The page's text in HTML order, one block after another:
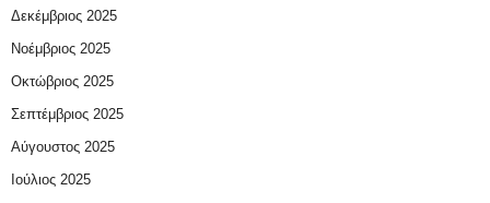
Δεκέμβριος 2025
Νοέμβριος 2025
Οκτώβριος 2025
Σεπτέμβριος 2025
Αύγουστος 2025
Ιούλιος 2025